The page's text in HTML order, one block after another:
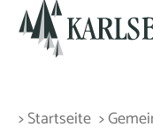
> Startseite >